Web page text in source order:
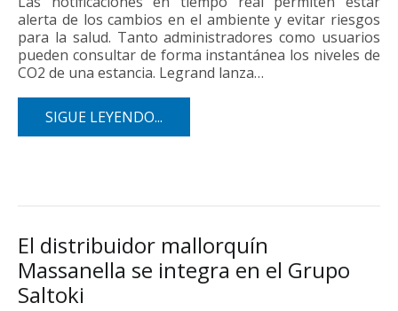
alerta de los cambios en el ambiente y evitar riesgos
para la salud. Tanto administradores como usuarios
pueden consultar de forma instantánea los niveles de
CO2 de una estancia. Legrand lanza…
SIGUE LEYENDO...
El distribuidor mallorquín
Massanella se integra en el Grupo
Saltoki